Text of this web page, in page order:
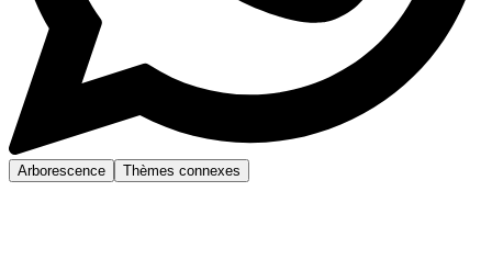
Arborescence Thèmes connexes